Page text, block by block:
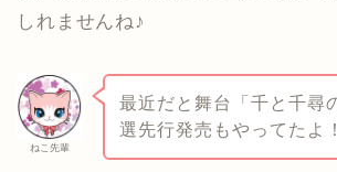
しれませんね♪
ねこ先輩
最近だと舞台「千と千尋
選先行発売もやってたよ！